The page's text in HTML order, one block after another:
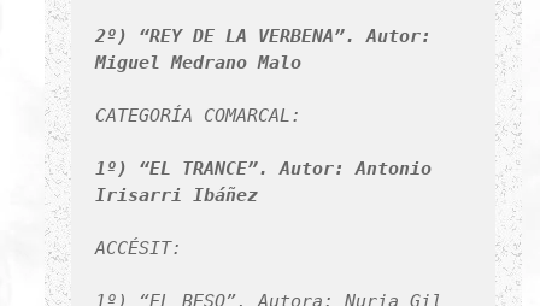
2º) “REY DE LA VERBENA”. Autor:
Miguel Medrano Malo
CATEGORÍA COMARCAL:
1º) “EL TRANCE”. Autor: Antonio
Irisarri Ibáñez
ACCÉSIT:
1º) “EL BESO”. Autora: Nuria Gil